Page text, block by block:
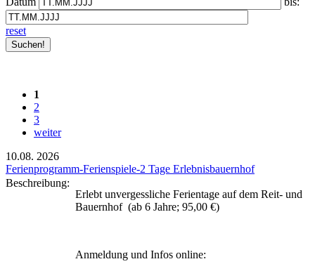
reset
1
2
3
weiter
10.08. 2026
Ferienprogramm-Ferienspiele-2 Tage Erlebnisbauernhof
Beschreibung:
Erlebt unvergessliche Ferientage auf dem Reit- und
Bauernhof (ab 6 Jahre; 95,00 €)
Anmeldung und Infos online: